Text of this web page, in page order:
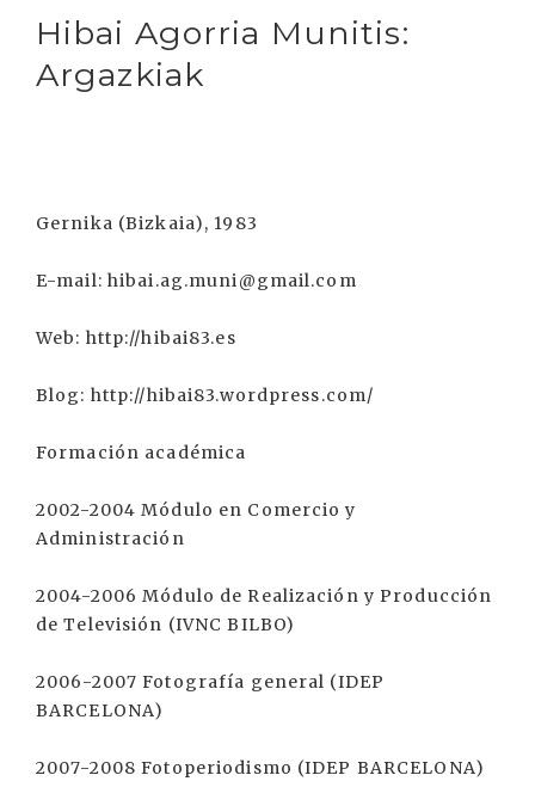
Hibai Agorria Munitis:
Argazkiak
Gernika (Bizkaia), 1983
E-mail: hibai.ag.muni@gmail.com
Web: http://hibai83.es
Blog: http://hibai83.wordpress.com/
Formación académica
2002-2004 Módulo en Comercio y
Administración
2004-2006 Módulo de Realización y Producción
de Televisión (IVNC BILBO)
2006-2007 Fotografía general (IDEP
BARCELONA)
2007-2008 Fotoperiodismo (IDEP BARCELONA)